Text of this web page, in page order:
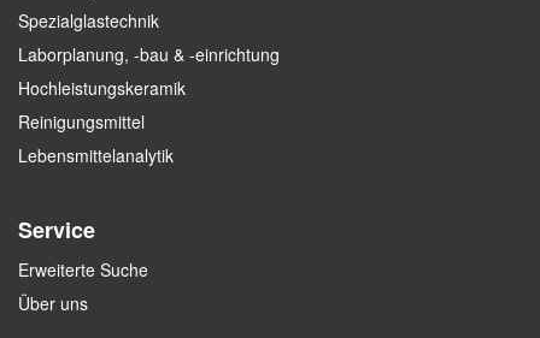
Spezialglastechnik
Laborplanung, -bau & -einrichtung
Hochleistungskeramik
Reinigungsmittel
Lebensmittelanalytik
Service
Erweiterte Suche
Über uns